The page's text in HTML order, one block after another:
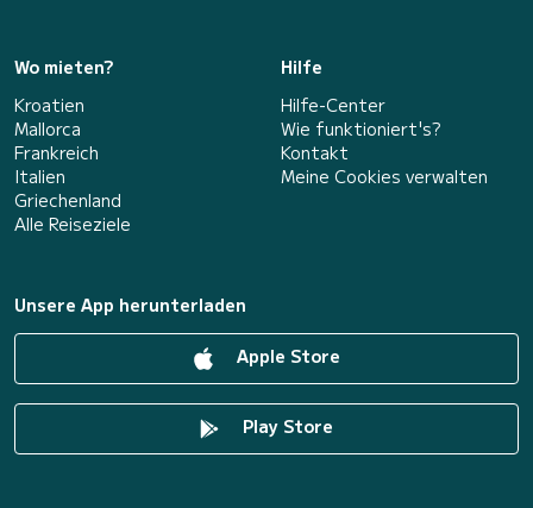
Wo mieten?
Kroatien
Mallorca
Frankreich
Italien
Griechenland
Alle Reiseziele
Hilfe
Hilfe-Center
Wie funktioniert's?
Kontakt
Meine Cookies verwalten
Unsere App herunterladen
Apple Store
Play Store